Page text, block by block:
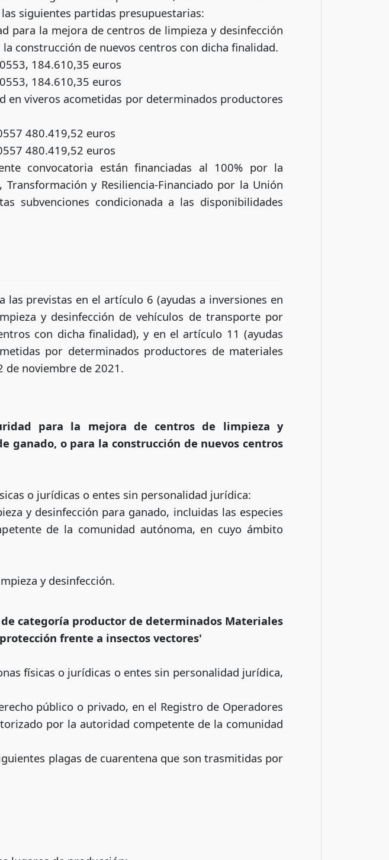
siguientes partidas presupuestarias:
para la mejora de centros de limpieza y desinfección
construcción de nuevos centros con dicha finalidad.
184.610,35 euros
184.610,35 euros
en viveros acometidas por determinados productores
480.419,52 euros
480.419,52 euros
convocatoria están financiadas al 100% por la
y Resiliencia-Financiado por la Unión
subvenciones condicionada a las disponibilidades
las previstas en el artículo 6 (ayudas a inversiones en
y desinfección de vehículos de transporte por
con dicha finalidad), y en el artículo 11 (ayudas
por determinados productores de materiales
de noviembre de 2021.
para la mejora de centros de limpieza y
ganado, o para la construcción de nuevos centros
o jurídicas o entes sin personalidad jurídica:
y desinfección para ganado, incluidas las especies
de la comunidad autónoma, en cuyo ámbito
y desinfección.
categoría productor de determinados Materiales
protección frente a insectos vectores'
físicas o jurídicas o entes sin personalidad jurídica,
público o privado, en el Registro de Operadores
por la autoridad competente de la comunidad
plagas de cuarentena que son trasmitidas por